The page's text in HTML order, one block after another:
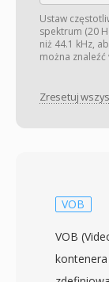
Ustaw
spektrum (20
niż 44.1 kHz,
można znaleźć
Zresetuj
VOB
VOB